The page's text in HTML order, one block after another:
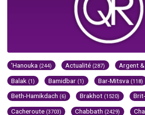
'Hanouka (244) Actualité (287) Argent
Balak (1) Bamidbar (1) Bar-Mitsva (118)
Beth-Hamikdach (6) Brakhot (1520)
Cacheroute (3703) Chabbath (2429)